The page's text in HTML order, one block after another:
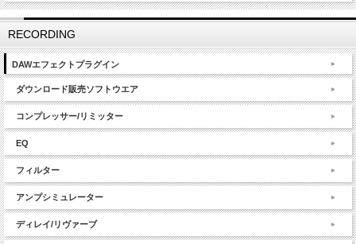
RECORDING
DAWエフェクトプラグイン
ダウンロード販売ソフトウエア
コンプレッサー/リミッター
EQ
フィルター
アンプシミュレーター
ディレイ/リヴァーブ